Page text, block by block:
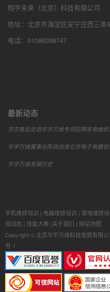
翔宇未来（北京）科技有限公司
地址：北京市海淀区安宁庄西三条
电话：01086398747
最新动态
京东售后走进华宇万维专项招聘家电维修
华宇万维董事长陈铭出席北京电子电器
华宇万维发展历史
手机维修培训 | 电脑维修培训 | 家电维修
闻动态 | 技能大赛 |关于我们 | 网站地图
Copyright © 北京华宇万维科技发展有限公
号-1